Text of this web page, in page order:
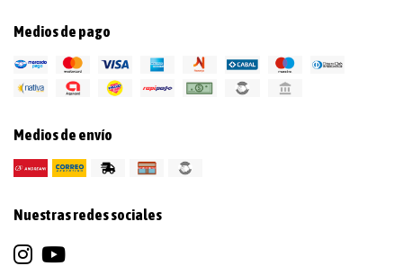
Medios de pago
Medios de envío
Nuestras redes sociales